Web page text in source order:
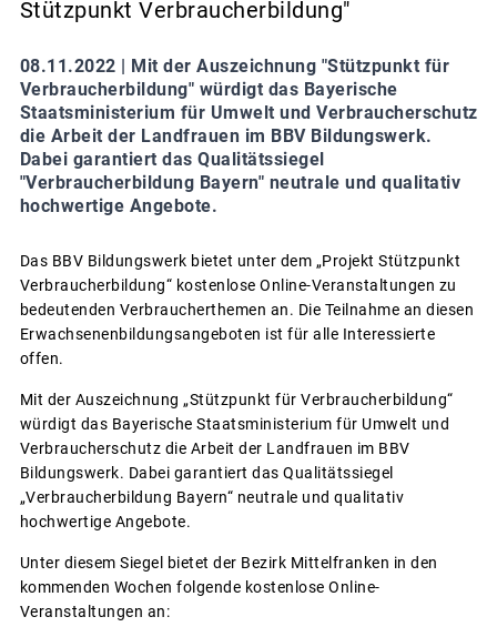
Stützpunkt Verbraucherbildung"
08.11.2022 | Mit der Auszeichnung "Stützpunkt für
Verbraucherbildung" würdigt das Bayerische
Staatsministerium für Umwelt und Verbraucherschutz
die Arbeit der Landfrauen im BBV Bildungswerk.
Dabei garantiert das Qualitätssiegel
"Verbraucherbildung Bayern" neutrale und qualitativ
hochwertige Angebote.
Das BBV Bildungswerk bietet unter dem „Projekt Stützpunkt
Verbraucherbildung“ kostenlose Online-Veranstaltungen zu
bedeutenden Verbraucherthemen an. Die Teilnahme an diesen
Erwachsenenbildungsangeboten ist für alle Interessierte
offen.
Mit der Auszeichnung „Stützpunkt für Verbraucherbildung“
würdigt das Bayerische Staatsministerium für Umwelt und
Verbraucherschutz die Arbeit der Landfrauen im BBV
Bildungswerk. Dabei garantiert das Qualitätssiegel
„Verbraucherbildung Bayern“ neutrale und qualitativ
hochwertige Angebote.
Unter diesem Siegel bietet der Bezirk Mittelfranken in den
kommenden Wochen folgende kostenlose Online-
Veranstaltungen an: